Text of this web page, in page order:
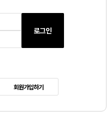
로그인
회원가입하기